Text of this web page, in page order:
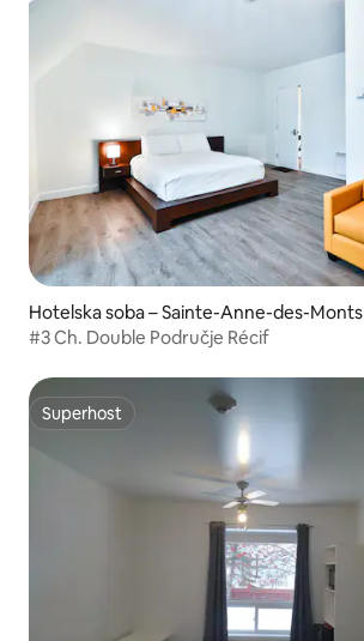
Hotelska soba – Sainte-Anne-des-Monts
#3 Ch. Double Područje Récif
Superhost
Superhost